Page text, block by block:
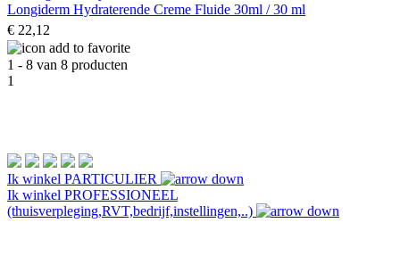
Longiderm Hydraterende Creme Fluide 30ml / 30 ml
€ 22,12
1 - 8 van 8 producten
1
Ik winkel PARTICULIER
Ik winkel PROFESSIONEEL
(thuisverpleging,RVT,bedrijf,instellingen,..)